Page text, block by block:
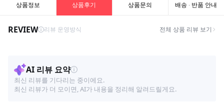
상품정보 상품후기 상품문의 배송 · 반품 안내